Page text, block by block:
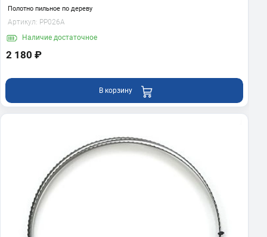
Полотно пильное по дереву
Артикул: PP026A
Наличие достаточное
2 180 ₽
В корзину